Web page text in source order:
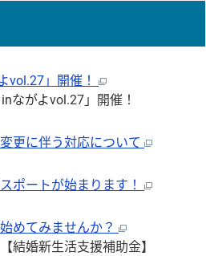
vol.27」開催！
ながよvol.27」開催！
更に伴う対応について
ポートが始まります！
めてみませんか？
結婚新生活支援補助金】